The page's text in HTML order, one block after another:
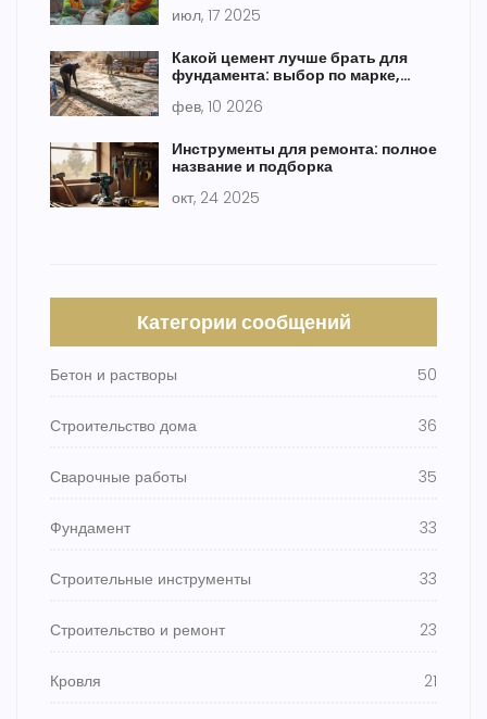
летом
июл, 17 2025
Какой цемент лучше брать для
фундамента: выбор по марке,
фев, 10 2026
Инструменты для ремонта: полное
название и подборка
окт, 24 2025
Категории сообщений
Бетон и растворы 50
Строительство дома 36
Сварочные работы 35
Фундамент 33
Строительные инструменты 33
Строительство и ремонт 23
Кровля 21